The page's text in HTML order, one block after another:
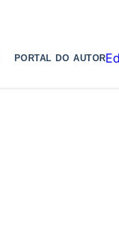
PORTAL DO AUTOR